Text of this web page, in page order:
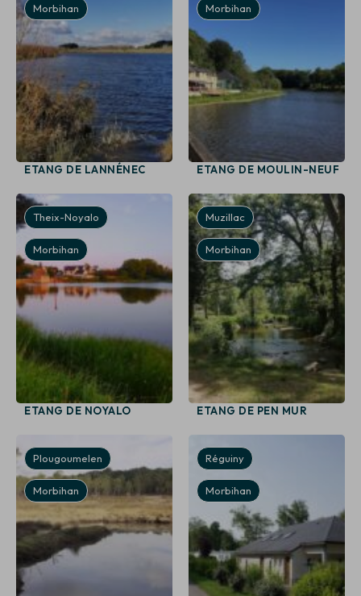
Morbihan
ETANG DE LANNÉNEC
Morbihan
ETANG DE MOULIN-NEUF
Theix-Noyalo
Morbihan
ETANG DE NOYALO
Muzillac
Morbihan
ETANG DE PEN MUR
Plougoumelen
Morbihan
Réguiny
Morbihan